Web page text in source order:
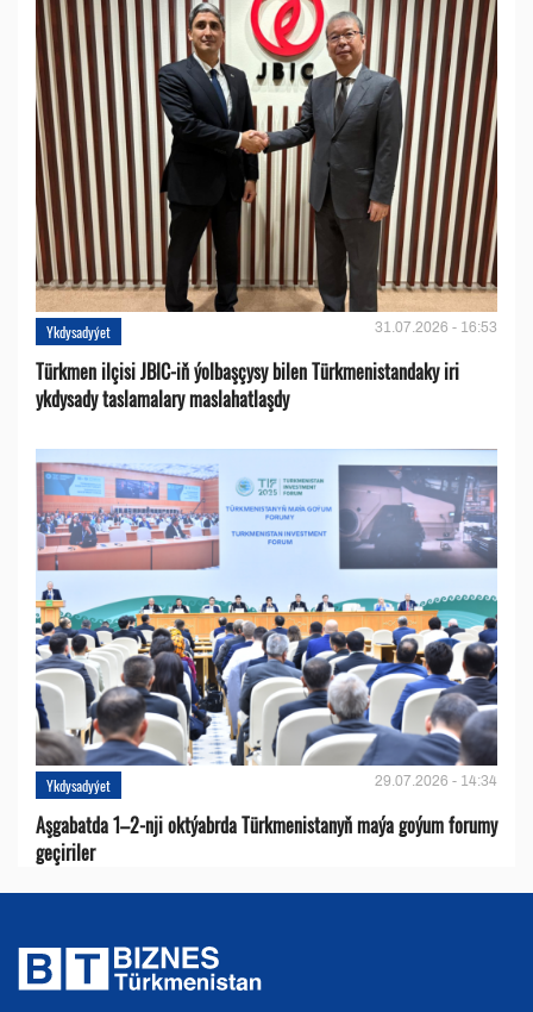
Ykdysadyýet 31.07.2026 - 16:53
Türkmen ilçisi JBIC-iň ýolbaşçysy bilen Türkmenistandaky iri
ykdysady taslamalary maslahatlaşdy
Ykdysadyýet 29.07.2026 - 14:34
Aşgabatda 1–2-nji oktýabrda Türkmenistanyň maýa goýum forumy
geçiriler